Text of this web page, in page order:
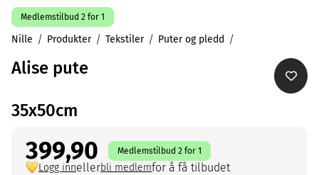
Medlemstilbud 2 for 1
Nille Produkter Tekstiler Puter og pledd
Alise pute
35x50cm
399,90 Medlemstilbud 2 for 1
Logg innellerbli medlemfor å få tilbudet